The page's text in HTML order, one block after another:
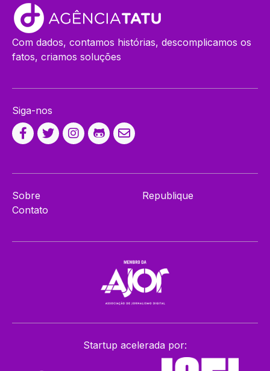
Com dados, contamos histórias, descomplicamos os
fatos, criamos soluções
Siga-nos
Sobre
Contato
Republique
Startup acelerada por: